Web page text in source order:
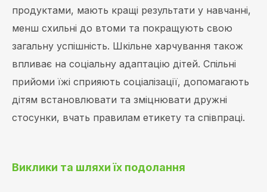
продуктами, мають кращі результати у навчанні,
менш схильні до втоми та покращують свою
загальну успішність. Шкільне харчування також
впливає на соціальну адаптацію дітей. Спільні
прийоми їжі сприяють соціалізації, допомагають
дітям встановлювати та зміцнювати дружні
стосунки, вчать правилам етикету та співпраці.
Виклики та шляхи їх подолання